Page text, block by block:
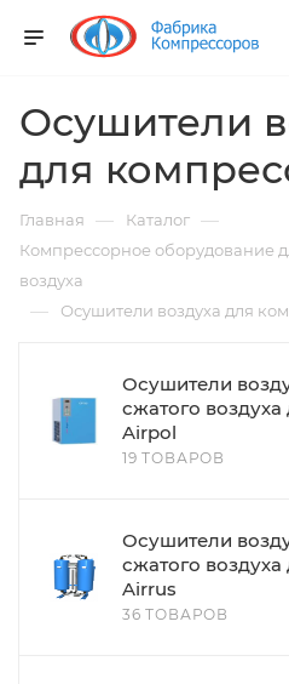
Осушители
для
Главная — Каталог —
Компрессорное оборудование
воздуха
— Осушители воздуха для
Осушители
сжатого
Airpol
19 ТОВАРОВ
Осушители
сжатого
Airrus
36 ТОВАРОВ